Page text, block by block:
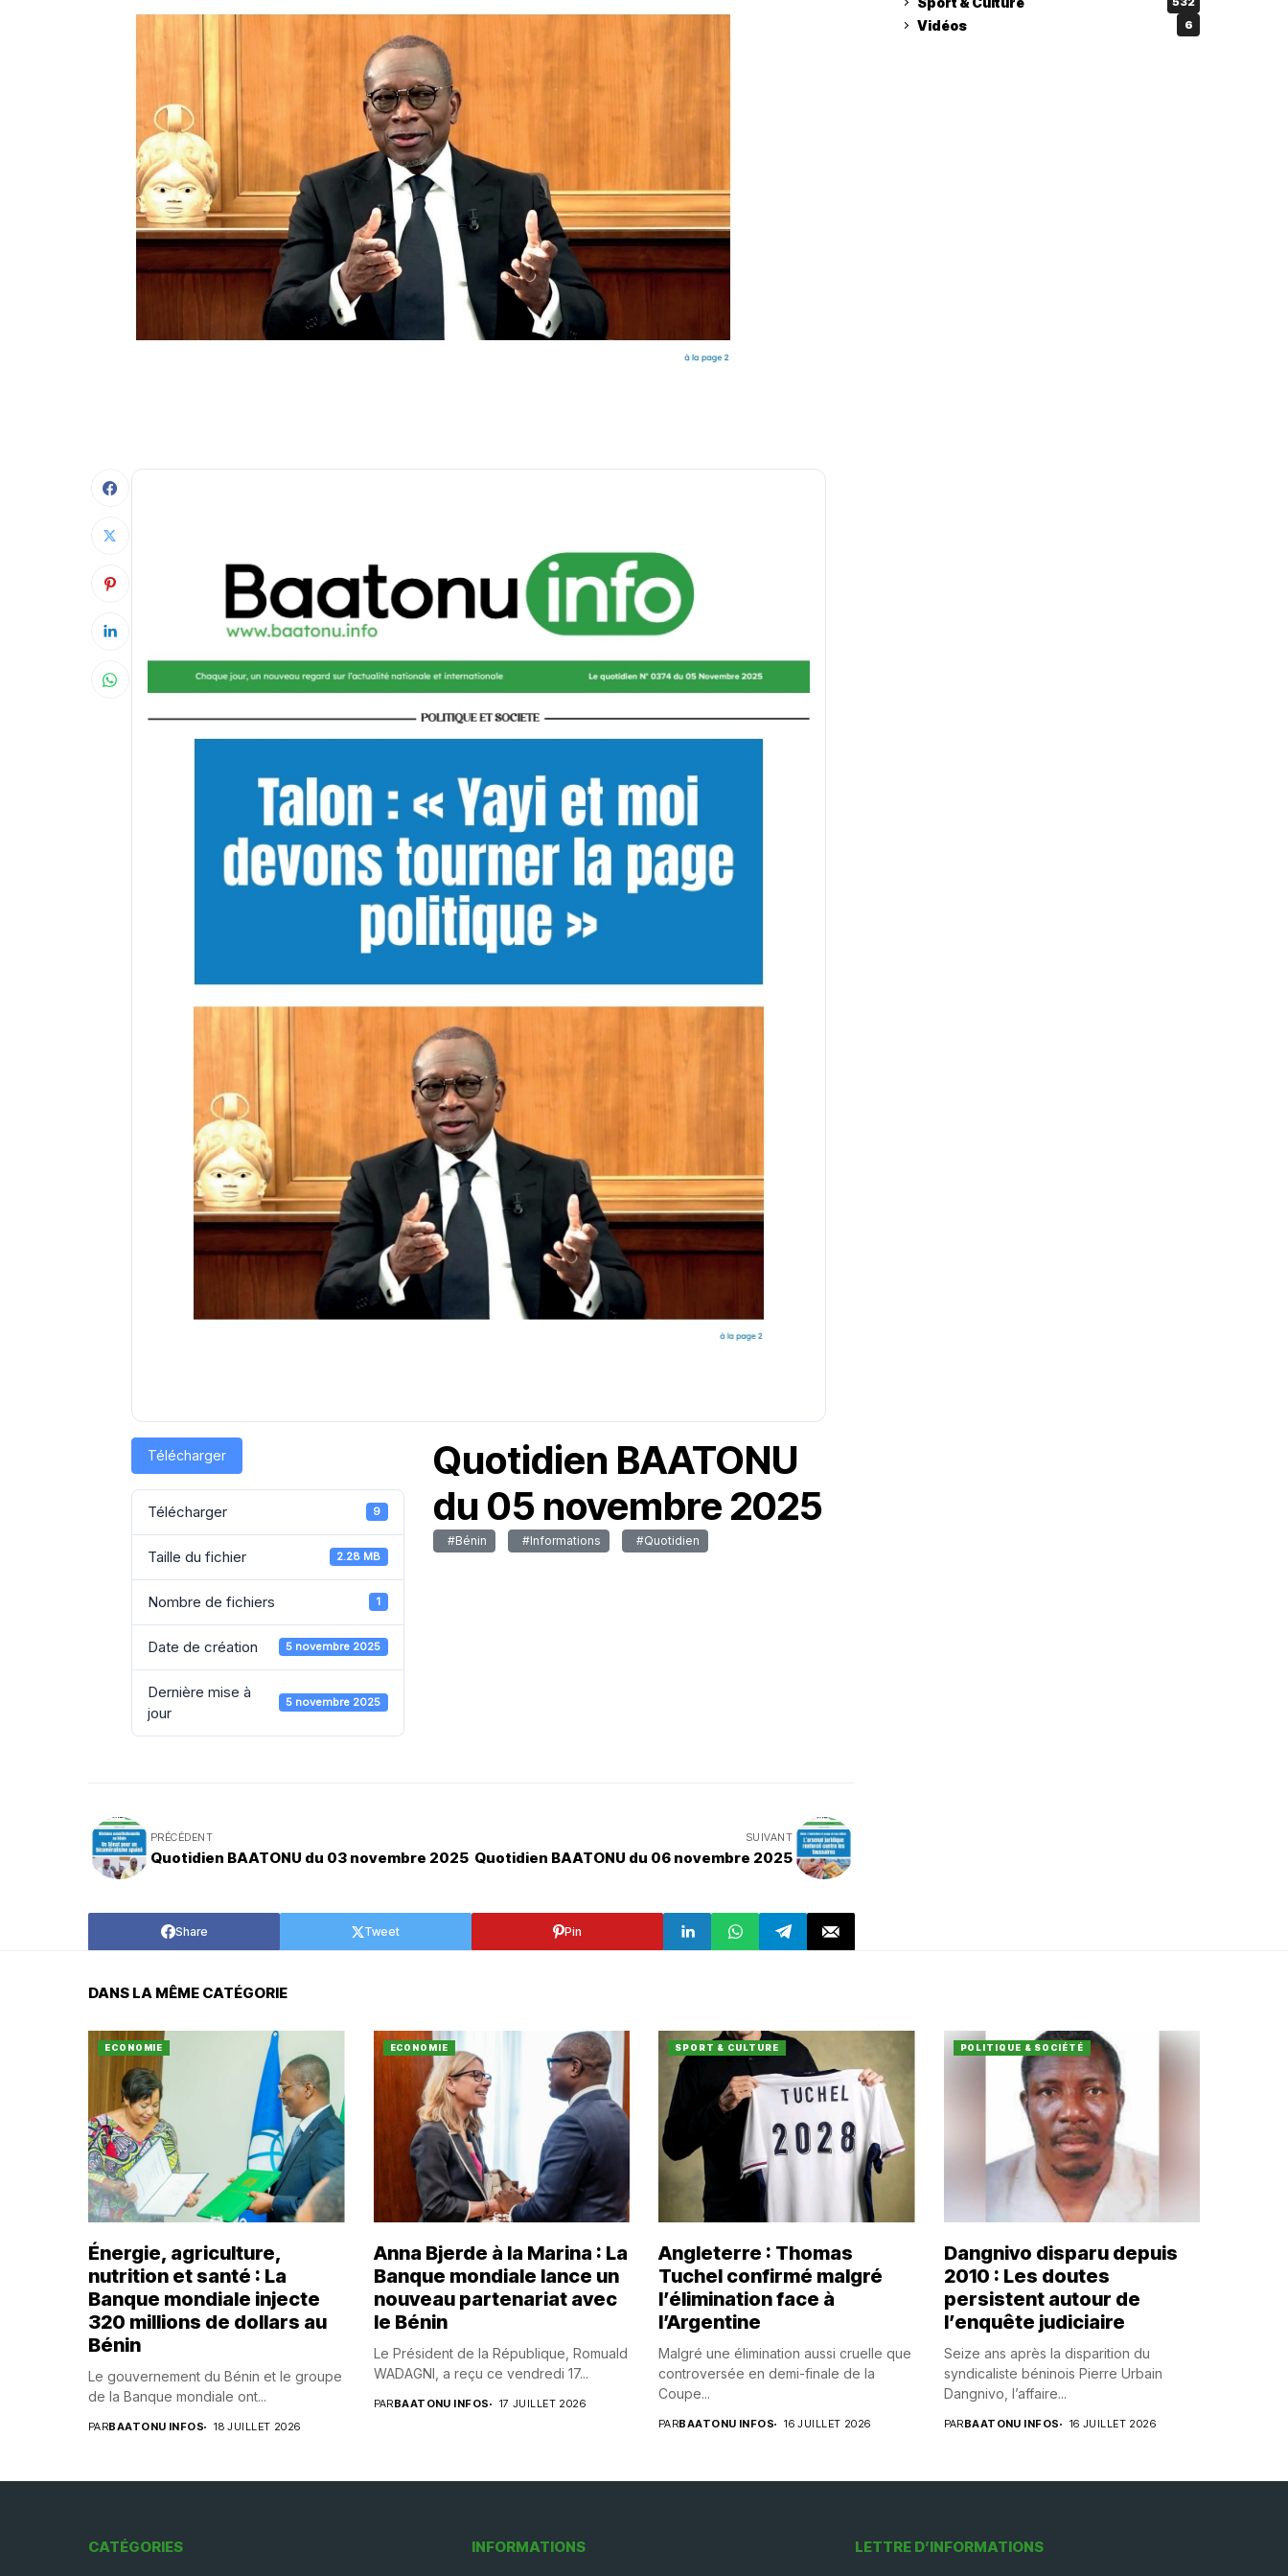
Télécharger
Télécharger 9
Taille du fichier 2.28 MB
Nombre de fichiers 1
Date de création 5 novembre 2025
Dernière mise à
jour
5 novembre 2025
Quotidien BAATONU
du 05 novembre 2025
#Bénin #Informations #Quotidien
PRÉCÉDENT
Quotidien BAATONU du 03 novembre 2025
SUIVANT
Quotidien BAATONU du 06 novembre 2025
Share Tweet Pin
Vidéos 6
DANS LA MÊME CATÉGORIE
ECONOMIE
Énergie, agriculture,
nutrition et santé : La
Banque mondiale injecte
320 millions de dollars au
Bénin
Le gouvernement du Bénin et le groupe
de la Banque mondiale ont...
PARBAATONU INFOS 18 JUILLET 2026
ECONOMIE
Anna Bjerde à la Marina : La
Banque mondiale lance un
nouveau partenariat avec
le Bénin
Le Président de la République, Romuald
WADAGNI, a reçu ce vendredi 17...
PARBAATONU INFOS 17 JUILLET 2026
SPORT & CULTURE
Angleterre : Thomas
Tuchel confirmé malgré
l’élimination face à
l’Argentine
Malgré une élimination aussi cruelle que
controversée en demi-finale de la
Coupe...
PARBAATONU INFOS 16 JUILLET 2026
POLITIQUE & SOCIÉTÉ
Dangnivo disparu depuis
2010 : Les doutes
persistent autour de
l’enquête judiciaire
Seize ans après la disparition du
syndicaliste béninois Pierre Urbain
Dangnivo, l’affaire...
PARBAATONU INFOS 16 JUILLET 2026
CATÉGORIES INFORMATIONS LETTRE D’INFORMATIONS